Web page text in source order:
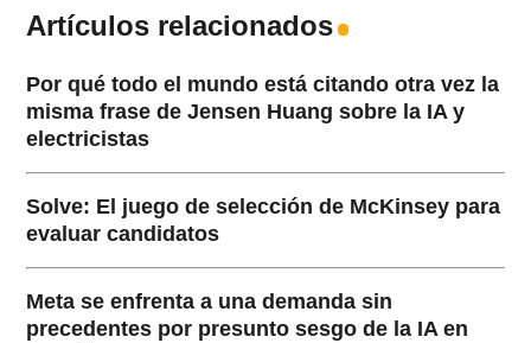
Artículos relacionados
Por qué todo el mundo está citando otra vez la
misma frase de Jensen Huang sobre la IA y
electricistas
Solve: El juego de selección de McKinsey para
evaluar candidatos
Meta se enfrenta a una demanda sin
precedentes por presunto sesgo de la IA en